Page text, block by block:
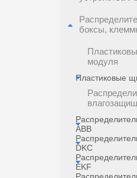
боксы,
модуля
Пластиковые
ABB
DKC
EKF